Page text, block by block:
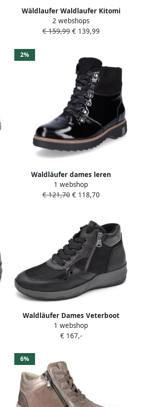
Wäldlaufer Waldlaufer Kitomi
Veterschoenen Hoog Bordeaux
2 webshops
€ 159,99€ 139,99
2%
Waldläufer dames leren
veterboot zwart lak
1 webshop
€ 121,70€ 118,70
Waldläufer Dames Veterboot
831802-502-001 Zwart Wijdte M
(37.5)
1 webshop
€ 167,-
6%